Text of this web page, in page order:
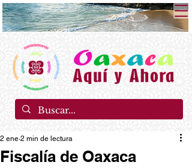
Fiscalía de Oaxaca
2 ene 2 min de lectura